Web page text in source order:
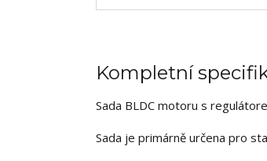
Kompletní
Sada BLDC motoru s
Sada je primárně určena pro